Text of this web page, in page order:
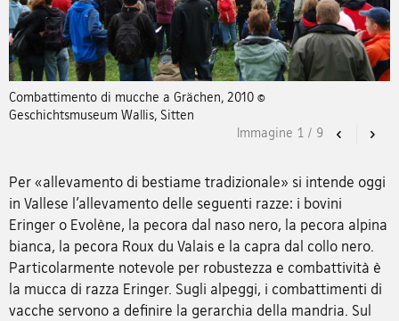
Combattimento di mucche a Grächen, 2010 ©
Geschichtsmuseum Wallis, Sitten
Previous
Immagine 1 / 9
Per «allevamento di bestiame tradizionale» si intende oggi
in Vallese l’allevamento delle seguenti razze: i bovini
Eringer o Evolène, la pecora dal naso nero, la pecora alpina
bianca, la pecora Roux du Valais e la capra dal collo nero.
Particolarmente notevole per robustezza e combattività è
la mucca di razza Eringer. Sugli alpeggi, i combattimenti di
vacche servono a definire la gerarchia della mandria. Sul